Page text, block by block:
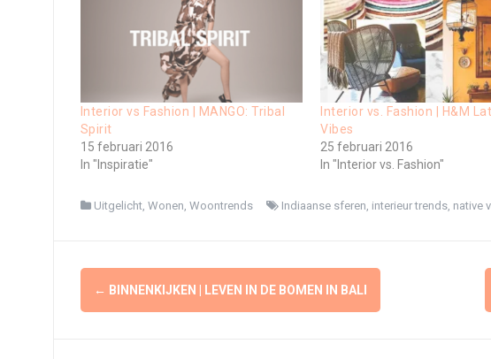
Interior vs Fashion | MANGO: Tribal
Spirit
15 februari 2016
In "Inspiratie"
Interior vs. Fashion | H&M
Vibes
25 februari 2016
In "Interior vs. Fashion"
Uitgelicht, Wonen Woontrends Indiaanse sferen interieur trends, native
Berichtnavigatie
← BINNENKIJKEN | LEVEN IN DE BOMEN IN BALI